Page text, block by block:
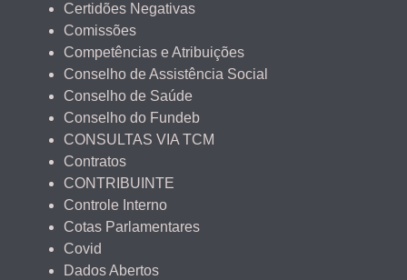
Certidões Negativas
Comissões
Competências e Atribuições
Conselho de Assistência Social
Conselho de Saúde
Conselho do Fundeb
CONSULTAS VIA TCM
Contratos
CONTRIBUINTE
Controle Interno
Cotas Parlamentares
Covid
Dados Abertos